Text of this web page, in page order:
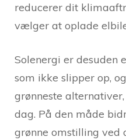
reducerer dit
vælger at oplade
Solenergi er desuden
som ikke slipper op,
grønneste
dag. På den måde
grønne omstilling ved